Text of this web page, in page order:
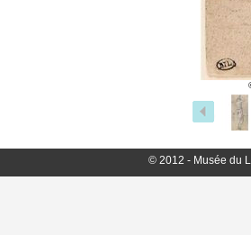
© 2012 - Musée du